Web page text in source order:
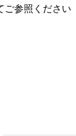
ご参照ください